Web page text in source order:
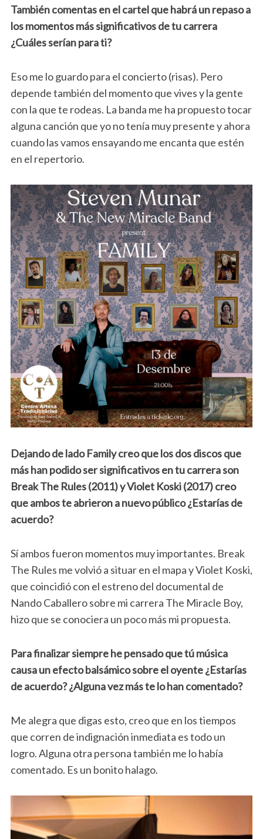
También comentas en el cartel que habrá un repaso a
los momentos más significativos de tu carrera
¿Cuáles serían para ti?
Eso me lo guardo para el concierto (risas). Pero
depende también del momento que vives y la gente
con la que te rodeas. La banda me ha propuesto tocar
alguna canción que yo no tenía muy presente y ahora
cuando las vamos ensayando me encanta que estén
en el repertorio.
Dejando de lado Family creo que los dos discos que
más han podido ser significativos en tu carrera son
Break The Rules (2011) y Violet Koski (2017) creo
que ambos te abrieron a nuevo público ¿Estarías de
acuerdo?
Sí ambos fueron momentos muy importantes. Break
The Rules me volvió a situar en el mapa y Violet Koski,
que coincidió con el estreno del documental de
Nando Caballero sobre mi carrera The Miracle Boy,
hizo que se conociera un poco más mi propuesta.
Para finalizar siempre he pensado que tú música
causa un efecto balsámico sobre el oyente ¿Estarías
de acuerdo? ¿Alguna vez más te lo han comentado?
Me alegra que digas esto, creo que en los tiempos
que corren de indignación inmediata es todo un
logro. Alguna otra persona también me lo había
comentado. Es un bonito halago.